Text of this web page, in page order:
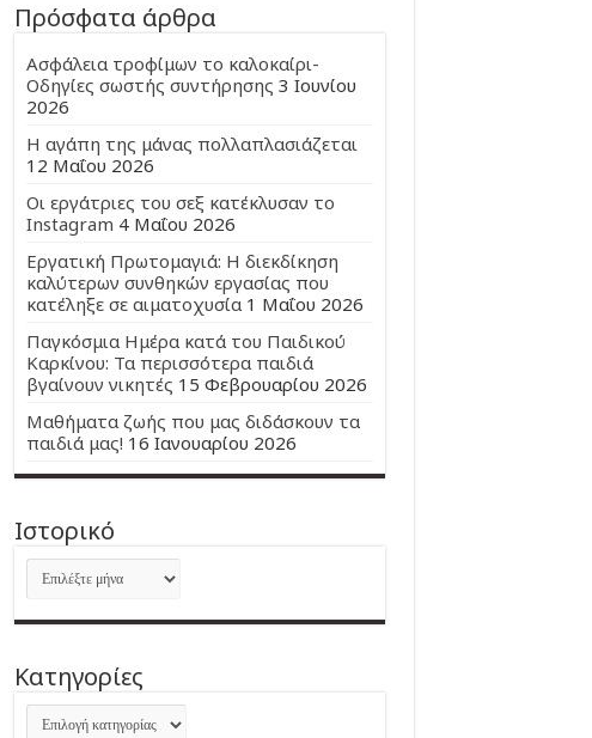
Πρόσφατα άρθρα
Ασφάλεια τροφίμων το καλοκαίρι-
Οδηγίες σωστής συντήρησης 3 Ιουνίου
2026
Η αγάπη της μάνας πολλαπλασιάζεται
12 Μαΐου 2026
Οι εργάτριες του σεξ κατέκλυσαν το
Instagram 4 Μαΐου 2026
Εργατική Πρωτομαγιά: Η διεκδίκηση
καλύτερων συνθηκών εργασίας που
κατέληξε σε αιματοχυσία 1 Μαΐου 2026
Παγκόσμια Ημέρα κατά του Παιδικού
Καρκίνου: Τα περισσότερα παιδιά
βγαίνουν νικητές 15 Φεβρουαρίου 2026
Μαθήματα ζωής που μας διδάσκουν τα
παιδιά μας! 16 Ιανουαρίου 2026
Ιστορικό
Ιστορικό
Kατηγορίες
Kατηγορίες